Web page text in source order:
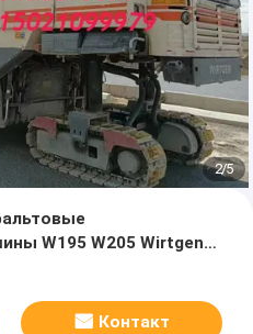
2/5
W195 W205 Wirtgen
машины /
Контакт